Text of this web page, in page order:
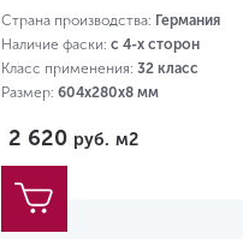
Страна производства: Германия
Наличие фаски: с 4-х сторон
Класс применения: 32 класс
Размер: 604х280х8 мм
2 620 руб. м2